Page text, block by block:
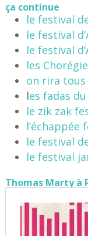
ça continue
le festival
le festival
le festival
les
on rira tous
les fadas
le zik zak
l’échappée
le festival
le festival
Thomas Marty à